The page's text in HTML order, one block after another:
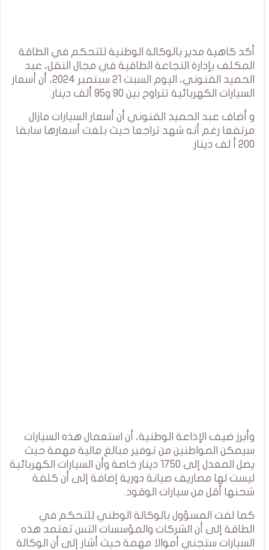
أكد كاهية مدير بالوكالة الوطنية للتحكم في الطاقة
المكلف بإدارة النجاعة الطاقية في مجال النقل، عبد
الحميد القنوني، اليوم السبت 21 سبتمبر 2024، أن أسعار
السيارات الكهربائية تتراوح بين 90 و95 ألف دينار.
و أضاف عبد الحميد القنوني أن أسعار السيارات مازال
مرتفعا رغم أنه شهد تراجعا حيث بلغت أسعارها سابقا
200 أ لف دينار.
وأبرز ضيف الإذاعة الوطنية، أن استعمال هذه السيارات
سيمكن المواطنين من توفير مبالغ مالية مهمة حيث
يصل المعدل إلى 1750 دينار خاصة وأن السيارات الكهربائية
ليست لها مصاريف صيانة دورية إضافة إلى أن كلفة
شحنها أقل من سيارات الوقود.
كما لفت المسؤول بالوكالة الوطني للتحكم في
الطاقة إلى أن الشركات والمؤسسات التس تعتمد هذه
السيارات ستجني أموالا مهمة حيث أشار إلى أن الوكالة